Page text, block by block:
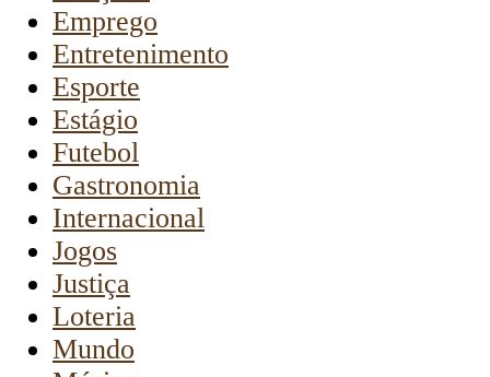
Emprego
Entretenimento
Esporte
Estágio
Futebol
Gastronomia
Internacional
Jogos
Justiça
Loteria
Mundo